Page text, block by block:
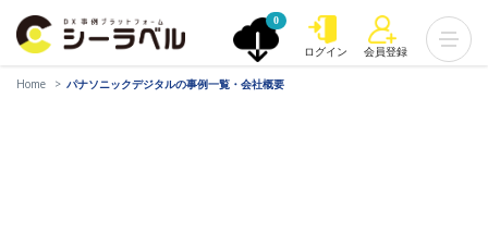
0
ログイン 会員登録
Home パナソニックデジタルの事例一覧・会社概要